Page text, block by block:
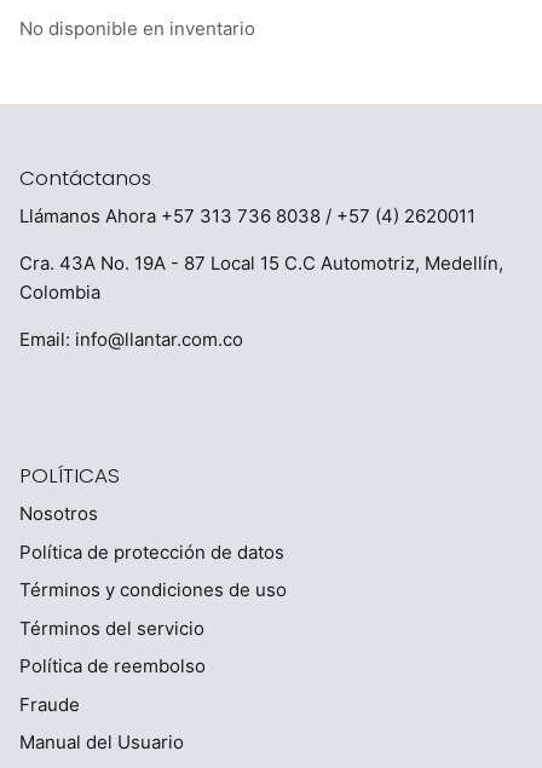
No disponible en inventario
Contáctanos
Llámanos Ahora +57 313 736 8038 / +57 (4) 2620011
Cra. 43A No. 19A - 87 Local 15 C.C Automotriz, Medellín,
Colombia
Email: info@llantar.com.co
POLÍTICAS
Nosotros
Política de protección de datos
Términos y condiciones de uso
Términos del servicio
Política de reembolso
Fraude
Manual del Usuario